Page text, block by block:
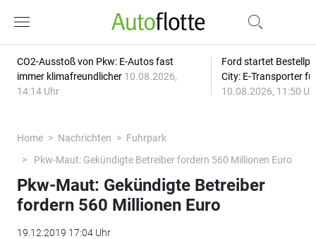
CO2-Ausstoß von Pkw: E-Autos fast
immer klimafreundlicher 10.08.2026,
14:14 Uhr
Ford startet
City: E-Transporter
10.08.2026, 11:50
Home Nachrichten
Fuhrpark
Pkw-Maut: Gekündigte Betreiber fordern 560 Millionen Euro
Pkw-Maut: Gekündigte Betreiber
fordern 560 Millionen Euro
19.12.2019 17:04 Uhr